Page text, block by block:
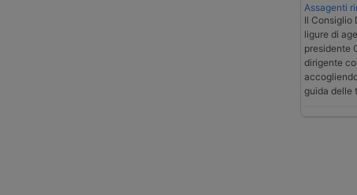
Assagenti
Il Consiglio
ligure di
presidente
dirigente
guida delle